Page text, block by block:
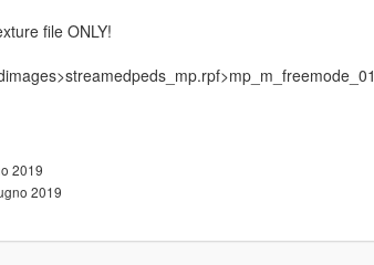
file ONLY!
2019
2019